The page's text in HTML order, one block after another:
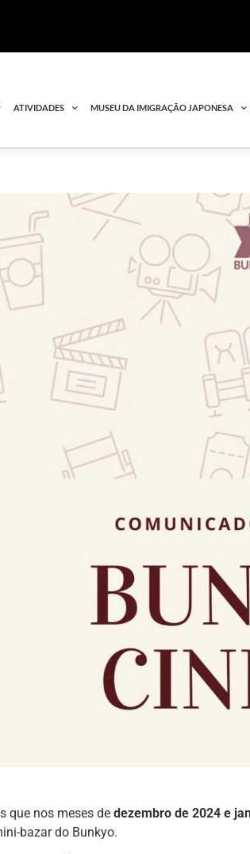
ATIVIDADES MUSEU DA IMIGRAÇÃO JAPONESA
que nos meses dedezembro de 2024 e
bazar do Bunkyo.